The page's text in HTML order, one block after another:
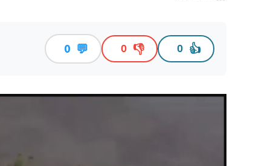
👍
0
👎
0
💬
0